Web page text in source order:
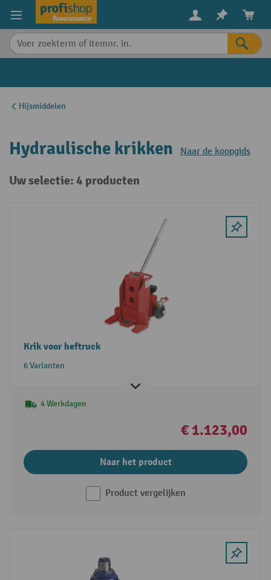
content
Hijsmiddelen
Hydraulische krikken Naar de koopgids
Uw selectie: 4 producten
Krik voor heftruck
6 Varianten
4 Werkdagen
€ 1.123,00
Naar het product
Product vergelijken